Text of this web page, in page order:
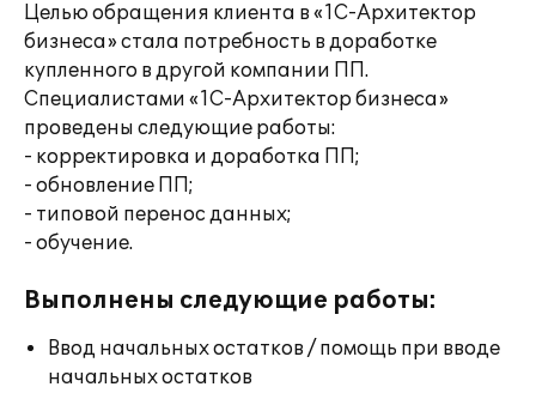
Целью обращения клиента в «1С-Архитектор
бизнеса» стала потребность в доработке
купленного в другой компании ПП.
Специалистами «1С-Архитектор бизнеса»
проведены следующие работы:
- корректировка и доработка ПП;
- обновление ПП;
- типовой перенос данных;
- обучение.
Выполнены следующие работы:
Ввод начальных остатков / помощь при вводе
начальных остатков